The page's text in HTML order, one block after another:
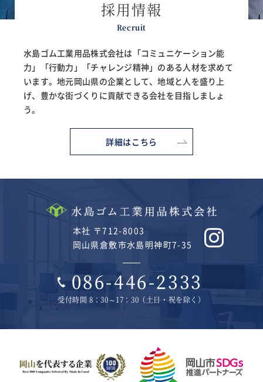
採用情報
Recruit
水島ゴム工業用品株式会社は「コミュニケーション能
力」「行動力」「チャレンジ精神」のある人材を求めて
います。地元岡山県の企業として、地域と人を盛り上
げ、 豊かな街づくりに貢献できる会社を目指しましょ
う。
詳細はこちら
本社 〒712-8003
岡山県倉敷市水島明神町7-35
086-446-2333
受付時間 8：30～17：30（土日・祝を除く）